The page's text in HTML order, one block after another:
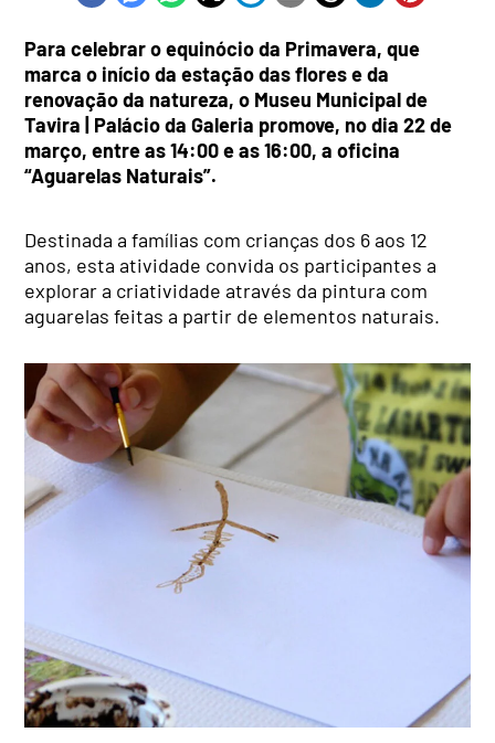
Para celebrar o equinócio da Primavera, que
marca o início da estação das flores e da
renovação da natureza, o Museu Municipal de
Tavira | Palácio da Galeria promove, no dia 22 de
março, entre as 14:00 e as 16:00, a oficina
“Aguarelas Naturais”.
Destinada a famílias com crianças dos 6 aos 12
anos, esta atividade convida os participantes a
explorar a criatividade através da pintura com
aguarelas feitas a partir de elementos naturais.